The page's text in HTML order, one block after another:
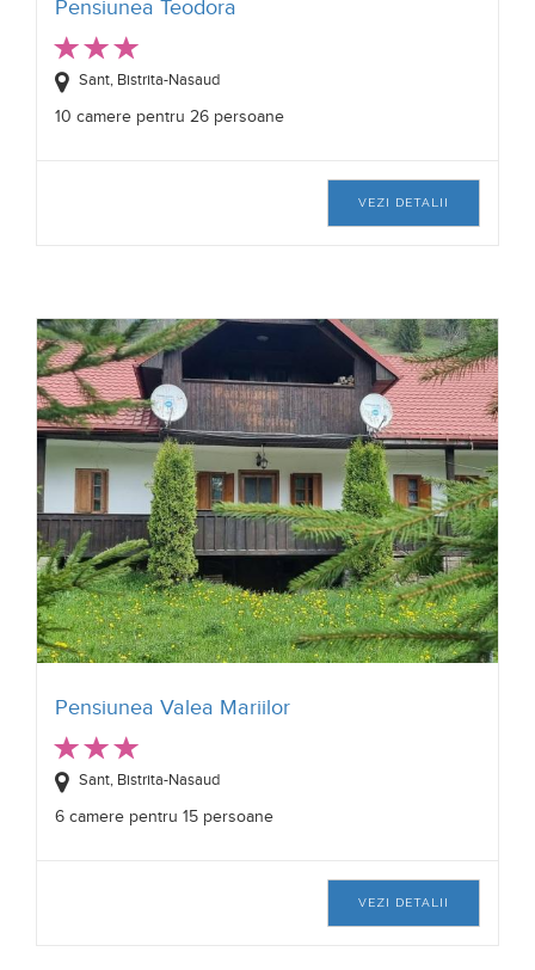
Pensiunea Teodora
Sant, Bistrita-Nasaud
10 camere pentru 26 persoane
VEZI DETALII
Pensiunea Valea Mariilor
Sant, Bistrita-Nasaud
6 camere pentru 15 persoane
VEZI DETALII